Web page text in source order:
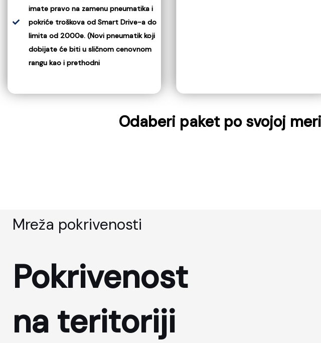
imate pravo na zamenu pneumatika i
pokriće troškova od Smart Drive-a do
limita od 2000e. (Novi pneumatik koji
dobijate će biti u sličnom cenovnom
rangu kao i prethodni
Odaberi paket po svojoj
Mreža pokrivenosti
Pokrivenost
na teritoriji